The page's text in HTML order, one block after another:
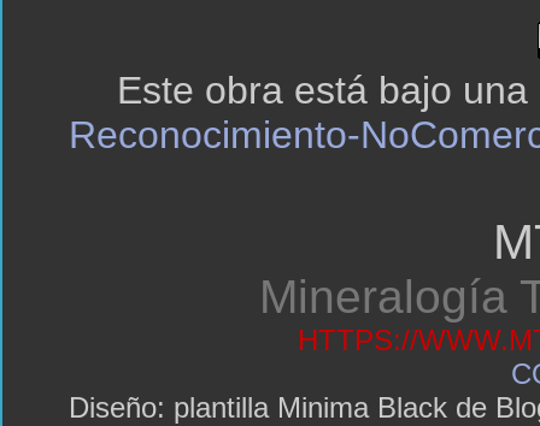
Este obra está bajo una
Reconocimiento-
Mineralogía
HTTPS://
Diseño: plantilla Minima Black de